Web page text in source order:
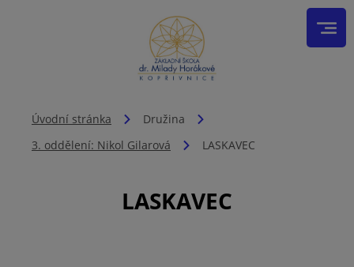
Úvodní stránka
Družina
3. oddělení: Nikol Gilarová
LASKAVEC
LASKAVEC